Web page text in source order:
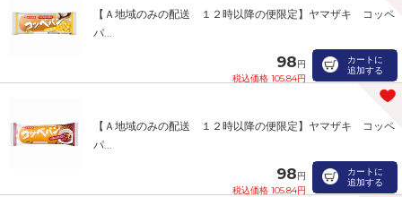
【Ａ地域のみの配送 １２時以降の便限定】ヤマザキ コッペ
パ...
98円
税込価格 105.84円
カートに
追加する
【Ａ地域のみの配送 １２時以降の便限定】ヤマザキ コッペ
パ...
98円
税込価格 105.84円
カートに
追加する